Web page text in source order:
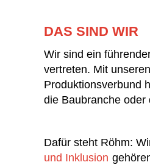
DAS SIND WIR
Wir sind ein
vertreten. Mit
Produktionsverbund
die Baubranche oder
Dafür steht Röhm:
und Inklusion